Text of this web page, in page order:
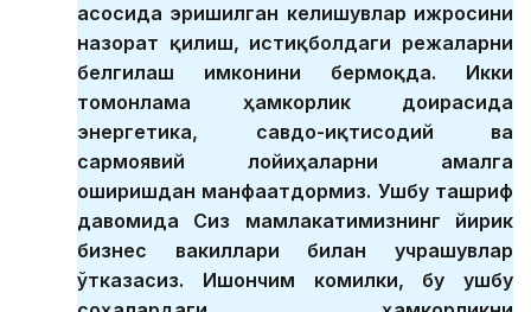
асосида эришилган келишувлар ижросини
назорат қилиш, истиқболдаги режаларни
белгилаш имконини бермоқда. Икки
томонлама ҳамкорлик доирасида
энергетика, савдо-иқтисодий ва
сармоявий лойиҳаларни амалга
оширишдан манфаатдормиз. Ушбу ташриф
давомида Сиз мамлакатимизнинг йирик
бизнес вакиллари билан учрашувлар
ўтказасиз. Ишончим комилки, бу ушбу